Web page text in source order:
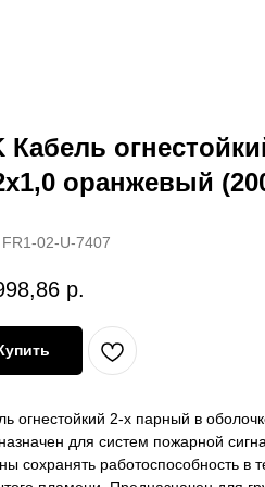
Кабель
оранжевый
FR1-02-U-7407
р.
огнестойкий 2-х парный в
для систем пожарной
сохранять работоспособность в